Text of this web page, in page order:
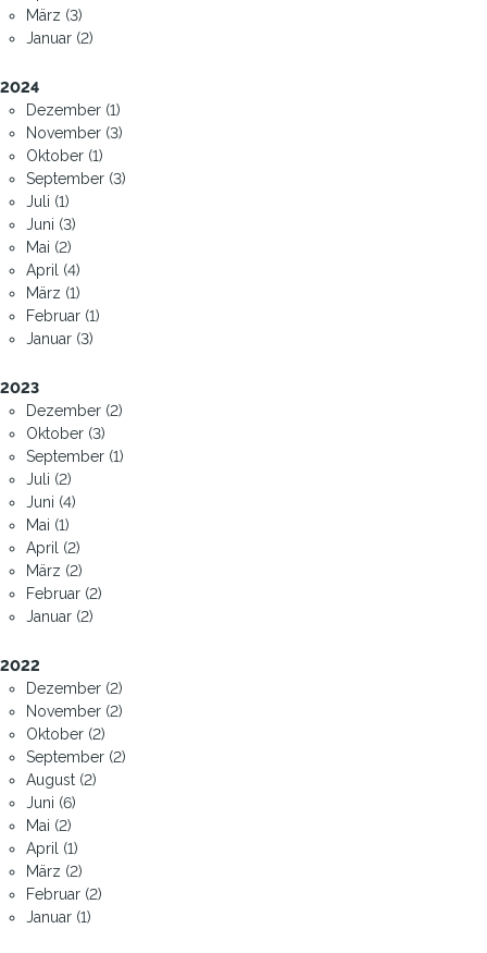
März (3)
Januar (2)
2024
Dezember (1)
November (3)
Oktober (1)
September (3)
Juli (1)
Juni (3)
Mai (2)
April (4)
März (1)
Februar (1)
Januar (3)
2023
Dezember (2)
Oktober (3)
September (1)
Juli (2)
Juni (4)
Mai (1)
April (2)
März (2)
Februar (2)
Januar (2)
2022
Dezember (2)
November (2)
Oktober (2)
September (2)
August (2)
Juni (6)
Mai (2)
April (1)
März (2)
Februar (2)
Januar (1)